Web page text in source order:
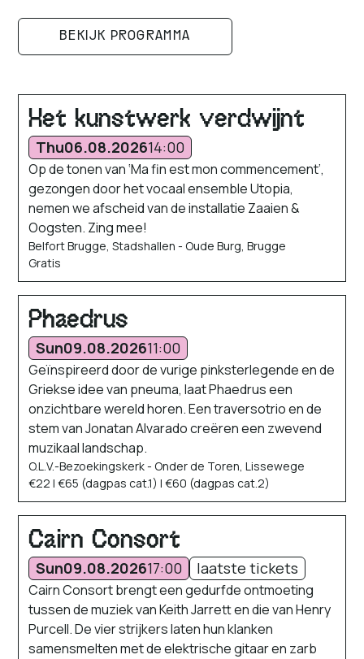
BEKIJK PROGRAMMA
Het kunstwerk verdwijnt
Thu06.08.202614:00
Op de tonen van ‘Ma fin est mon commencement’,
gezongen door het vocaal ensemble Utopia,
nemen we afscheid van de installatie Zaaien &
Oogsten. Zing mee!
Belfort Brugge, Stadshallen - Oude Burg, Brugge
Gratis
Phaedrus
Sun09.08.202611:00
Geïnspireerd door de vurige pinksterlegende en de
Griekse idee van pneuma, laat Phaedrus een
onzichtbare wereld horen. Een traversotrio en de
stem van Jonatan Alvarado creëren een zwevend
muzikaal landschap.
O.L.V.-Bezoekingskerk - Onder de Toren, Lissewege
€22 | €65 (dagpas cat.1) | €60 (dagpas cat.2)
Cairn Consort
Sun09.08.202617:00 laatste tickets
Cairn Consort brengt een gedurfde ontmoeting
tussen de muziek van Keith Jarrett en die van Henry
Purcell. De vier strijkers laten hun klanken
samensmelten met de elektrische gitaar en zarb